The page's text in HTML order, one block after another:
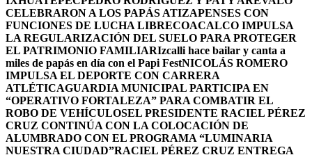
CELEBRARON A LOS PAPÁS ATIZAPENSES CON
FUNCIONES DE LUCHA LIBRECOACALCO IMPULSA
LA REGULARIZACIÓN DEL SUELO PARA PROTEGER
EL PATRIMONIO FAMILIARIzcalli hace bailar y canta a
miles de papás en día con el Papi FestNICOLÁS ROMERO
IMPULSA EL DEPORTE CON CARRERA
ATLÉTICAGUARDIA MUNICIPAL PARTICIPA EN
“OPERATIVO FORTALEZA” PARA COMBATIR EL
ROBO DE VEHÍCULOSEL PRESIDENTE RACIEL PÉREZ
CRUZ CONTINÚA CON LA COLOCACIÓN DE
ALUMBRADO CON EL PROGRAMA “LUMINARIA
NUESTRA CIUDAD”RACIEL PÉREZ CRUZ ENTREGA